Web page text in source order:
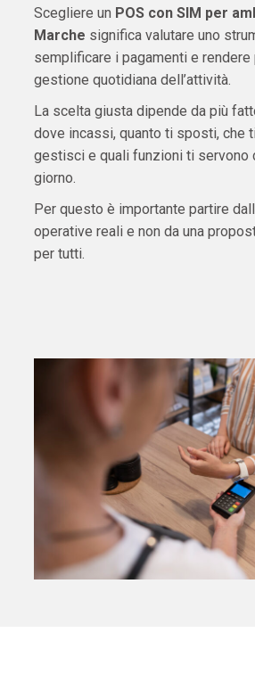
Scegliere un POS con SIM per
Marche significa valutare uno
semplificare i pagamenti e rendere
gestione quotidiana dell’attività.
La scelta giusta dipende da più
dove incassi, quanto ti sposti, che
gestisci e quali funzioni ti servono
giorno.
Per questo è importante partire
operative reali e non da una
per tutti.